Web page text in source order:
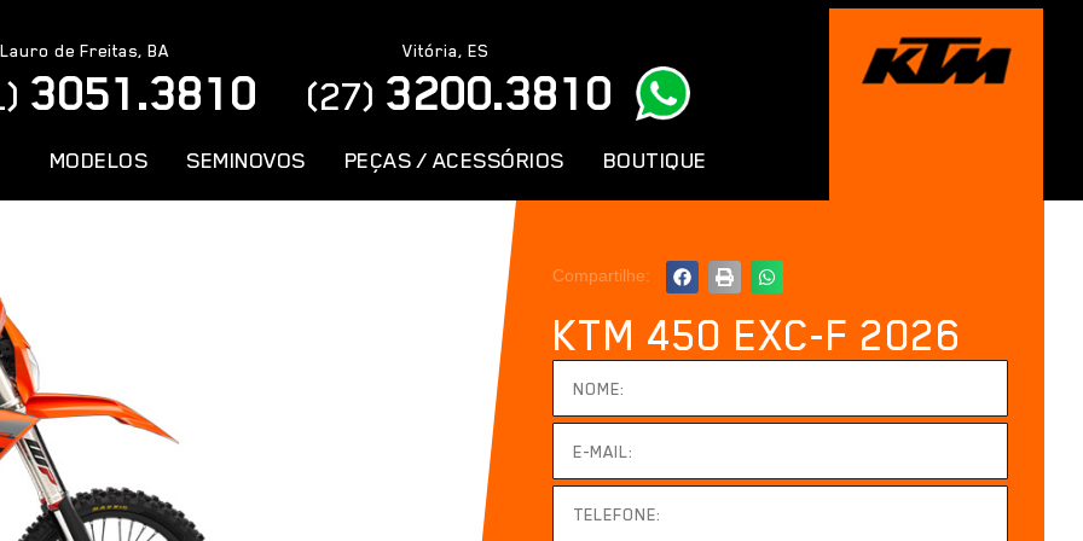
Lauro de Freitas, BA
3051.3810
Vitória, ES
(27) 3200.3810
MODELOS SEMINOVOS PEÇAS / ACESSÓRIOS BOUTIQUE
Compartilhe:
KTM 450 EXC-F 2026